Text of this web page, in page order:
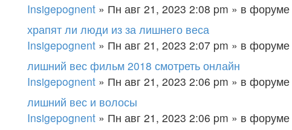
Insigepognent » Пн авг 21, 2023 2:08 pm » в форуме
храпят ли люди из за лишнего веса
Insigepognent » Пн авг 21, 2023 2:07 pm » в форуме
лишний вес фильм 2018 смотреть онлайн
Insigepognent » Пн авг 21, 2023 2:06 pm » в форуме
лишний вес и волосы
Insigepognent » Пн авг 21, 2023 2:06 pm » в форуме